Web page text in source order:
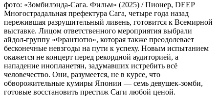
фото: «Зомбилэнда-Сага. Фильм» (2025) / Пионер, DEEP
Многострадальная префектура Сага, четыре года назад
пережившая разрушительный ливень, готовится к Всемирной
выставке. Лицом ответственного мероприятия выбрали
айдол-группу «Франтютю», которая также преодолевает
бесконечные невзгоды на пути к успеху. Новым испытанием
окажется не концерт перед рекордной аудиторией, а
нападение инопланетян, задумавших истребить всё
человечество. Они, разумеется, не в курсе, что
обворожительные кумиры Японии — семь девушек-зомби,
готовые восстановить престиж Саги любой ценой.